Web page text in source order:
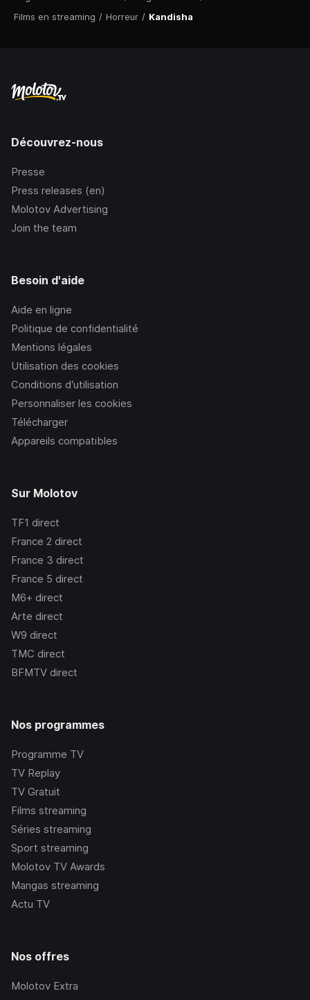
Films en streaming / Horreur / Kandisha
Découvrez-nous
Presse
Press releases (en)
Molotov Advertising
Join the team
Besoin d'aide
Aide en ligne
Politique de confidentialité
Mentions légales
Utilisation des cookies
Conditions d’utilisation
Personnaliser les cookies
Télécharger
Appareils compatibles
Sur Molotov
TF1 direct
France 2 direct
France 3 direct
France 5 direct
M6+ direct
Arte direct
W9 direct
TMC direct
BFMTV direct
Nos programmes
Programme TV
TV Replay
TV Gratuit
Films streaming
Séries streaming
Sport streaming
Molotov TV Awards
Mangas streaming
Actu TV
Nos offres
Molotov Extra